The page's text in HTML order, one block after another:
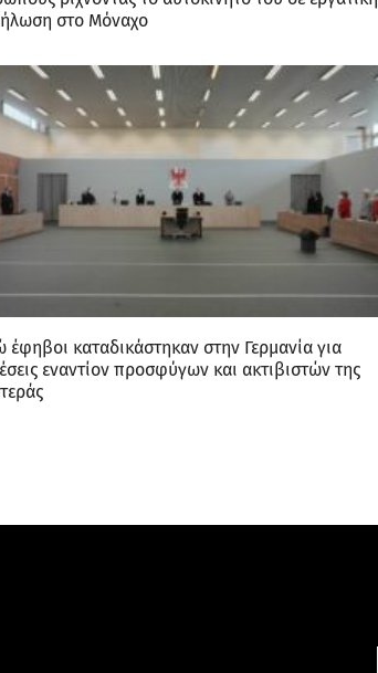
στο Μόναχο
έφηβοι καταδικάστηκαν στην Γερμανία για
εναντίον προσφύγων και ακτιβιστών της